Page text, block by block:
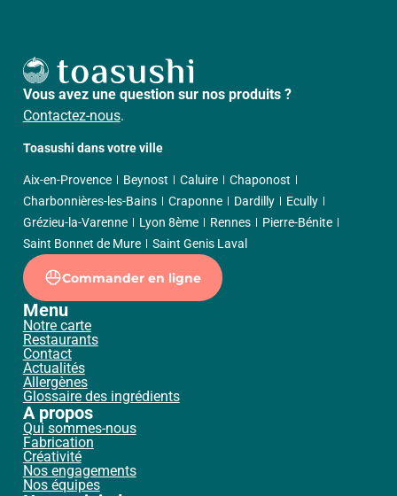
Vous avez une question sur nos produits ?
Contactez-nous.
Toasushi dans votre ville
Aix-en-Provence Beynost Caluire
Chaponost
Charbonnières-les-Bains
Craponne Dardilly
Ecully
Grézieu-la-Varenne
Lyon 8ème Rennes
Pierre-Bénite
Saint Bonnet de Mure
Saint Genis Laval
Commander en ligne
Menu
Notre carte
Restaurants
Contact
Actualités
Allergènes
Glossaire des ingrédients
A propos
Qui sommes-nous
Fabrication
Créativité
Nos engagements
Nos équipes